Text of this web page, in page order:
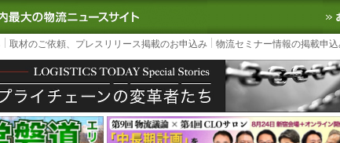
TODAY｜国内最大の物流ニュースサイト
3PL, SCMなど国内
取材のご依頼、プレスリリース掲載のお申込み 物流セミナー情報の掲載申